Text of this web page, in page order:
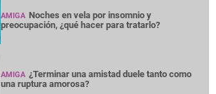
AMIGA Noches en vela por insomnio y
preocupación, ¿qué hacer para tratarlo?
AMIGA ¿Terminar una amistad duele tanto como
una ruptura amorosa?